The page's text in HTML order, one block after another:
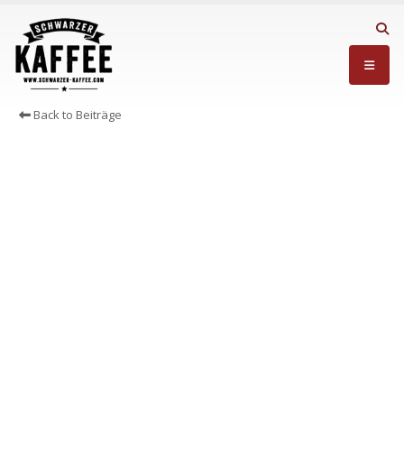
Back to Beiträge